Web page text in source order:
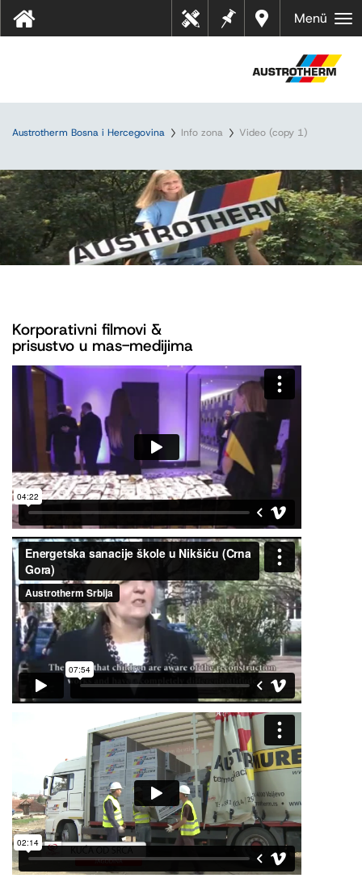
Dealer
s near
Bilješk
Tehn
ički
Menü
Austrotherm Bosna i Hercegovina Info zona Video (copy 1)
Korporativni filmovi &
prisustvo u mas-medijima